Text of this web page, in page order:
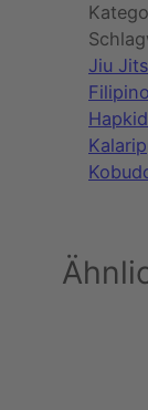
Jiu